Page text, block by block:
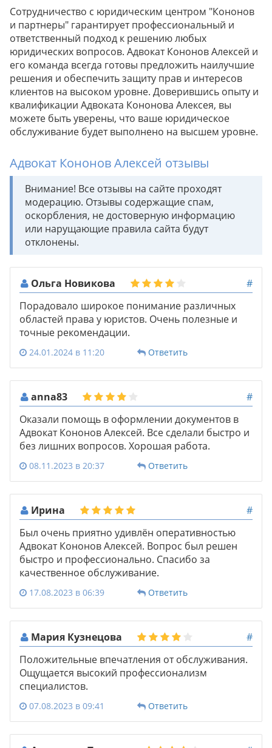
Сотрудничество с юридическим центром "Кононов
и партнеры" гарантирует профессиональный и
ответственный подход к решению любых
юридических вопросов. Адвокат Кононов Алексей и
его команда всегда готовы предложить наилучшие
решения и обеспечить защиту прав и интересов
клиентов на высоком уровне. Доверившись опыту и
квалификации Адвоката Кононова Алексея, вы
можете быть уверены, что ваше юридическое
обслуживание будет выполнено на высшем уровне.
Адвокат Кононов Алексей отзывы
Внимание! Все отзывы на сайте проходят
модерацию. Отзывы содержащие спам,
оскорбления, не достоверную информацию
или нарущающие правила сайта будут
отклонены.
Ольга Новикова
#
Порадовало широкое понимание различных
областей права у юристов. Очень полезные и
точные рекомендации.
24.01.2024 в 11:20 Ответить
anna83
#
Оказали помощь в оформлении документов в
Адвокат Кононов Алексей. Все сделали быстро и
без лишних вопросов. Хорошая работа.
08.11.2023 в 20:37 Ответить
Ирина
#
Был очень приятно удивлён оперативностью
Адвокат Кононов Алексей. Вопрос был решен
быстро и профессионально. Спасибо за
качественное обслуживание.
17.08.2023 в 06:39 Ответить
Мария Кузнецова
#
Положительные впечатления от обслуживания.
Ощущается высокий профессионализм
специалистов.
07.08.2023 в 09:41 Ответить